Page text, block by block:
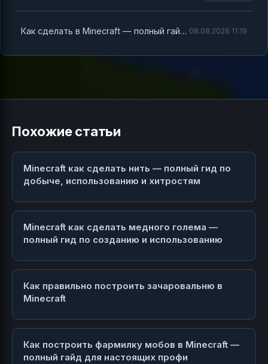
Как сделать в Minecraft — полный гайд по крафту и созданию предметов 08.08.2026 11:19
Похожие статьи
Minecraft как сделать нить — полный гид по
добыче, использованию и хитростям
Minecraft как сделать медного голема —
полный гид по созданию и использованию
Как правильно построить зачаровальню в
Minecraft
Как построить фармилку мобов в Minecraft —
полный гайд для настоящих профи